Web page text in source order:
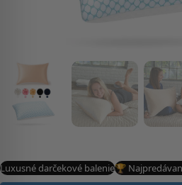
Luxusné darčekové balenie🏆